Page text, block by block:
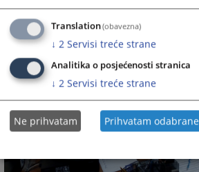
Translation(obavezna)
↓ 2 Servisi treće strane
Analitika o posjećenosti stranica
↓ 2 Servisi treće strane
Ne prihvatam Prihvatam odabrane